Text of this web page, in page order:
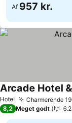
Af 957 kr.
Hotel Charmerende
Arcade Hotel
8,2 Meget godt